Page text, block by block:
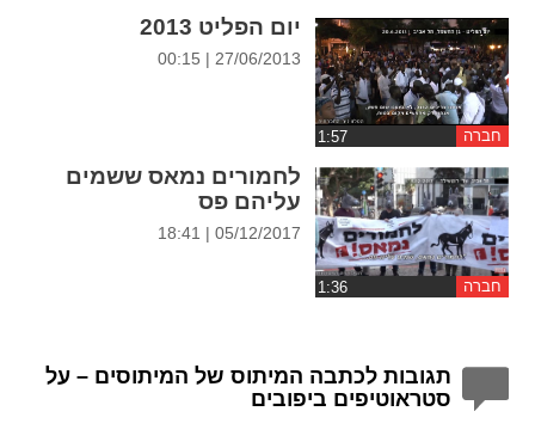
חברה
יום הפליט 2013
27/06/2013 | 00:15
חברה
לחמורים נמאס ששמים
עליהם פס
05/12/2017 | 18:41
תגובות לכתבה המיתוס של המיתוסים – על
סטראוטיפים ביפובים